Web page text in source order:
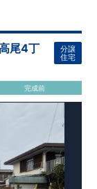
尾4丁
分譲
住宅
完成前